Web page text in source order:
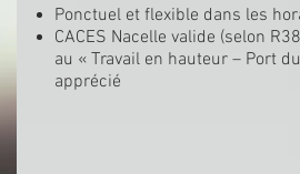
Ponctuel et flexible dans les
CACES Nacelle valide (selon
au « Travail en hauteur – Port
apprécié